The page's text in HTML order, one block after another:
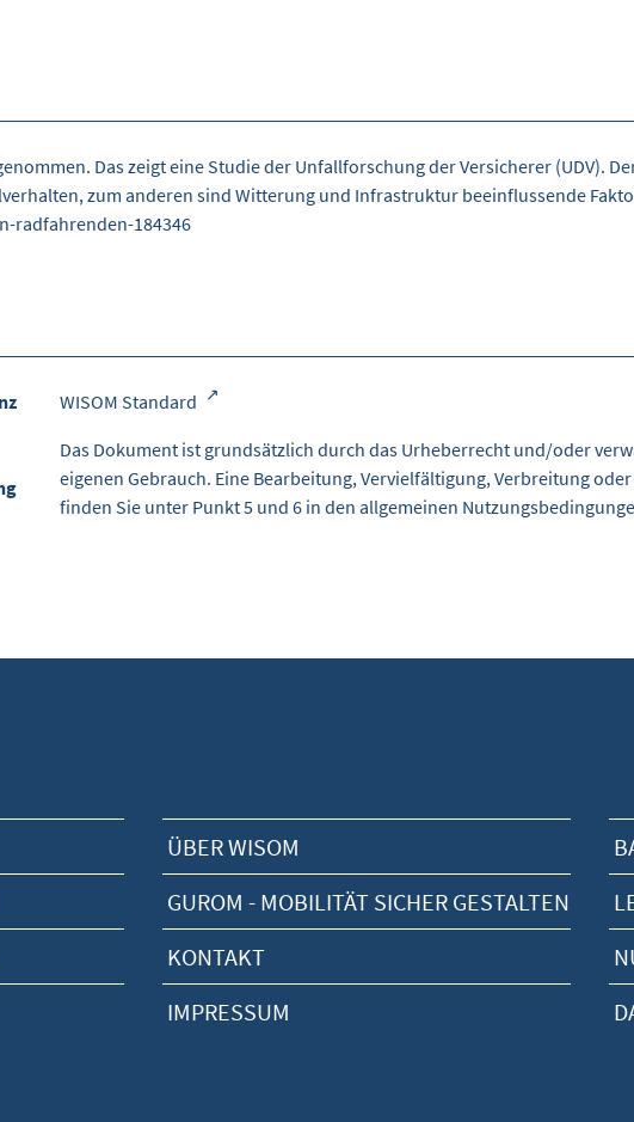
Das zeigt eine Studie der Unfallforschung der Versicherer (UDV).
zum anderen sind Witterung und Infrastruktur beeinflussende
radfahrenden-184346
WISOM Standard
Das Dokument ist grundsätzlich durch das Urheberrecht und/oder
eigenen Gebrauch. Eine Bearbeitung, Vervielfältigung, Verbreitung
finden Sie unter Punkt 5 und 6 in den allgemeinen
ÜBER WISOM
GUROM - MOBILITÄT SICHER GESTALTEN
KONTAKT
IMPRESSUM